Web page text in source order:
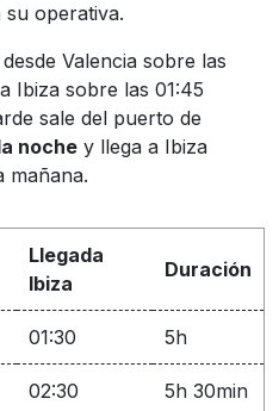
operativa.
Valencia sobre las
Ibiza sobre las 01:45
sale del puerto de
noche y llega a Ibiza
mañana.
Llegada
Ibiza
Duración
01:30 5h
02:30 5h 30min